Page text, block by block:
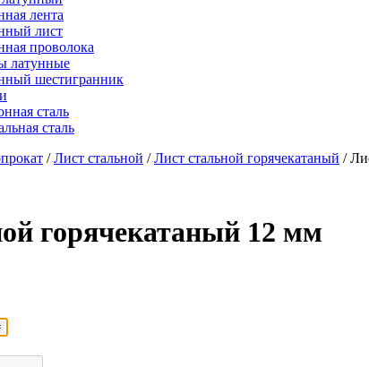
лента
лист
проволока
латунные
шестигранник
сталь
сталь
/Лист стальной /Лист стальной горячекатаный /
горячекатаный 12 мм